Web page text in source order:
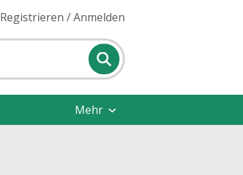
Registrieren / Anmelden
Mehr